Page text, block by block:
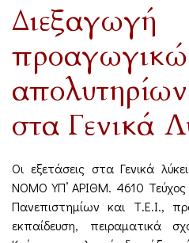
Διεξαγωγή
στα Γενικά
Οι εξετάσεις στα Γενικά
NOMO ΥΠ’ ΑΡΙΘΜ. 4610 Τεύχος
Πανεπιστημίων και Τ.Ε.Ι.,
εκπαίδευση, πειραματικά